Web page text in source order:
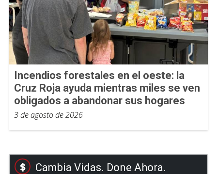
Incendios forestales en el oeste: la
Cruz Roja ayuda mientras miles se ven
obligados a abandonar sus hogares
3 de agosto de 2026
Cambia Vidas. Done Ahora.